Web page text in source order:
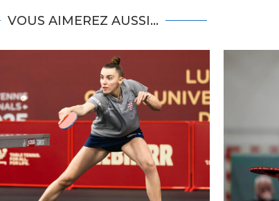
VOUS AIMEREZ AUSSI...